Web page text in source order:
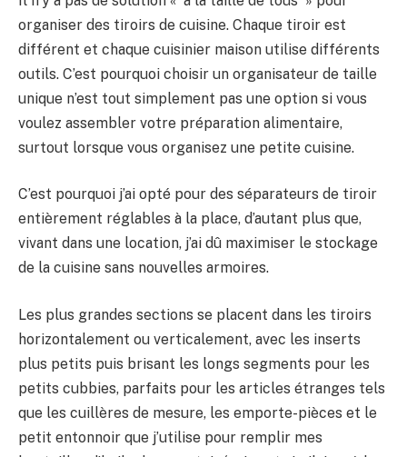
organiser des tiroirs de cuisine. Chaque tiroir est
différent et chaque cuisinier maison utilise différents
outils. C’est pourquoi choisir un organisateur de taille
unique n’est tout simplement pas une option si vous
voulez assembler votre préparation alimentaire,
surtout lorsque vous organisez une petite cuisine.
C’est pourquoi j’ai opté pour des séparateurs de tiroir
entièrement réglables à la place, d’autant plus que,
vivant dans une location, j’ai dû maximiser le stockage
de la cuisine sans nouvelles armoires.
Les plus grandes sections se placent dans les tiroirs
horizontalement ou verticalement, avec les inserts
plus petits puis brisant les longs segments pour les
petits cubbies, parfaits pour les articles étranges tels
que les cuillères de mesure, les emporte-pièces et le
petit entonnoir que j’utilise pour remplir mes